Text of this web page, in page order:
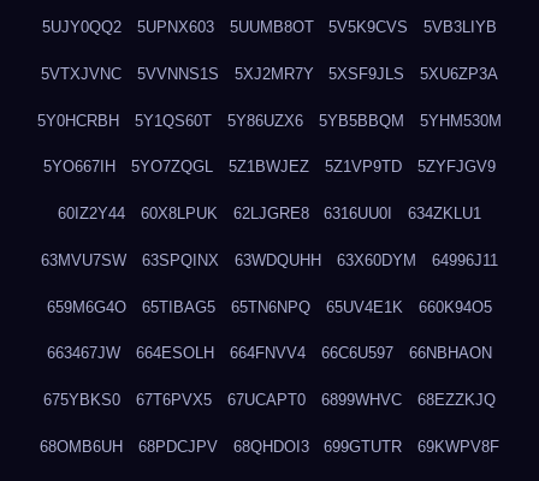
5UJY0QQ2 5UPNX603 5UUMB8OT 5V5K9CVS 5VB3LIYB
5VTXJVNC 5VVNNS1S 5XJ2MR7Y 5XSF9JLS 5XU6ZP3A
5Y0HCRBH 5Y1QS60T 5Y86UZX6 5YB5BBQM 5YHM530M
5YO667IH 5YO7ZQGL 5Z1BWJEZ 5Z1VP9TD 5ZYFJGV9
60IZ2Y44 60X8LPUK 62LJGRE8 6316UU0I 634ZKLU1
63MVU7SW 63SPQINX 63WDQUHH 63X60DYM 64996J11
659M6G4O 65TIBAG5 65TN6NPQ 65UV4E1K 660K94O5
663467JW 664ESOLH 664FNVV4 66C6U597 66NBHAON
675YBKS0 67T6PVX5 67UCAPT0 6899WHVC 68EZZKJQ
68OMB6UH 68PDCJPV 68QHDOI3 699GTUTR 69KWPV8F